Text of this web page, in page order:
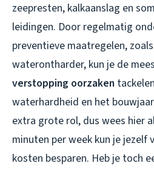
zeepresten, kalkaanslag en
leidingen. Door regelmatig
preventieve maatregelen,
waterontharder, kun je de
verstopping oorzaken
waterhardheid en het
extra grote rol, dus wees hier
minuten per week kun je
kosten besparen. Heb je toch